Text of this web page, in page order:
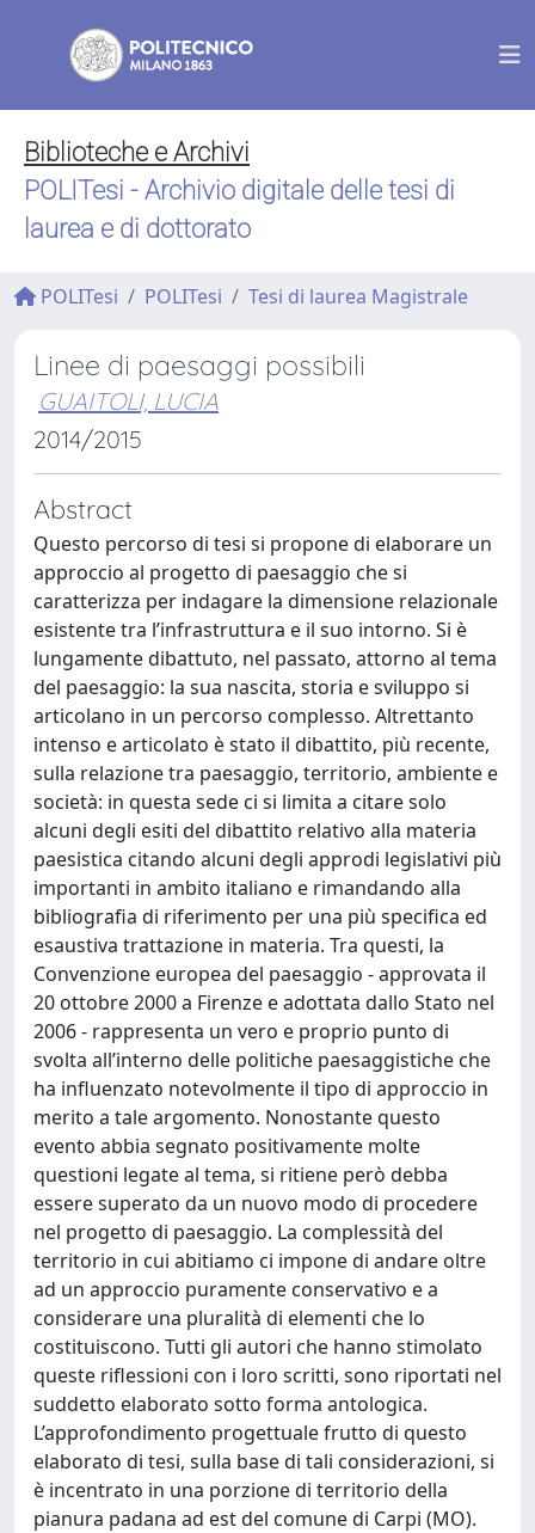
Biblioteche e Archivi
POLITesi - Archivio digitale delle tesi di
laurea e di dottorato
POLITesi POLITesi Tesi di laurea Magistrale
Linee di paesaggi possibili
GUAITOLI, LUCIA
2014/2015
Abstract
Questo percorso di tesi si propone di elaborare un
approccio al progetto di paesaggio che si
caratterizza per indagare la dimensione relazionale
esistente tra l’infrastruttura e il suo intorno. Si è
lungamente dibattuto, nel passato, attorno al tema
del paesaggio: la sua nascita, storia e sviluppo si
articolano in un percorso complesso. Altrettanto
intenso e articolato è stato il dibattito, più recente,
sulla relazione tra paesaggio, territorio, ambiente e
società: in questa sede ci si limita a citare solo
alcuni degli esiti del dibattito relativo alla materia
paesistica citando alcuni degli approdi legislativi più
importanti in ambito italiano e rimandando alla
bibliografia di riferimento per una più specifica ed
esaustiva trattazione in materia. Tra questi, la
Convenzione europea del paesaggio - approvata il
20 ottobre 2000 a Firenze e adottata dallo Stato nel
2006 - rappresenta un vero e proprio punto di
svolta all’interno delle politiche paesaggistiche che
ha influenzato notevolmente il tipo di approccio in
merito a tale argomento. Nonostante questo
evento abbia segnato positivamente molte
questioni legate al tema, si ritiene però debba
essere superato da un nuovo modo di procedere
nel progetto di paesaggio. La complessità del
territorio in cui abitiamo ci impone di andare oltre
ad un approccio puramente conservativo e a
considerare una pluralità di elementi che lo
costituiscono. Tutti gli autori che hanno stimolato
queste riflessioni con i loro scritti, sono riportati nel
suddetto elaborato sotto forma antologica.
L’approfondimento progettuale frutto di questo
elaborato di tesi, sulla base di tali considerazioni, si
è incentrato in una porzione di territorio della
pianura padana ad est del comune di Carpi (MO).